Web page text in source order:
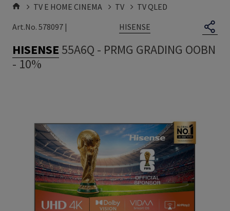
TV E HOME CINEMA TV
TV QLED
Art.No. 578097 |
HISENSE
HISENSE 55A6Q - PRMG GRADING OOBN
- 10%